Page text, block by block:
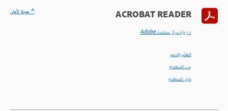
ACROBAT READER
< زيارة مركز مساعدة Adobe
التعلّم والدعم
بدء الاستخدام
دليل المستخدم
^ عودة لأعلى